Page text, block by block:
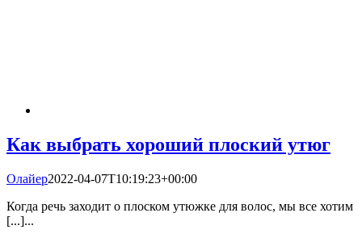
Как выбрать хороший плоский утюг
Олайер2022-04-07T10:19:23+00:00
Когда речь заходит о плоском утюжке для волос, мы все хотим
[...]...